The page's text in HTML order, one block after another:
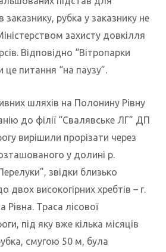
заказнику, рубка у заказнику не
захисту довкілля
Відповідно “Вітропарки
це питання “на паузу”.
шляхів на Полонину Рівну
до філії “Свалявське ЛГ” ДП
вирішили прорізати через
у долині р.
звідки близько
двох високогірних хребтів – г.
Рівна. Траса лісової
під яку вже кілька місяців
смугою 50 м, була